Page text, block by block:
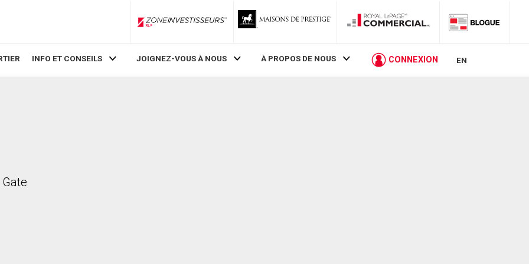
ZoneInvestisseurs RLP
INFO ET CONSEILS JOIGNEZ-VOUS À NOUS À PROPOS DE NOUS CONNEXION EN